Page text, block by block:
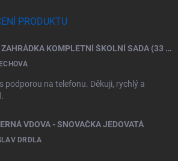
PRODUKTU
INSECT LORE MOTÝLÍ ZAHRÁDKA KOMPLETNÍ ŠKOLNÍ SADA (33 HOUSENEK)
podporou na telefonu. Děkuji, rychlý a
VDOVA - SNOVAČKA JEDOVATÁ
DRDLA